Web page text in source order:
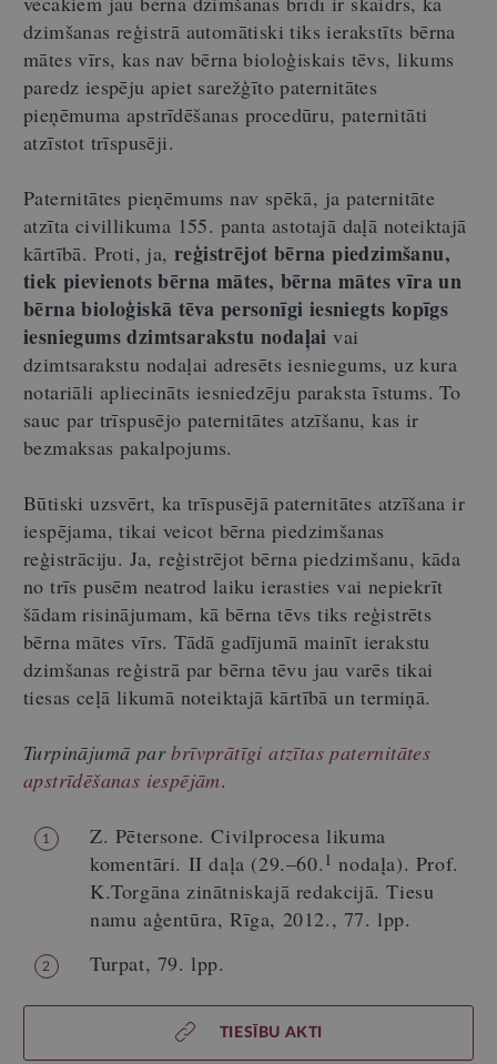
dzimšanas reģistrā automātiski tiks ierakstīts bērna
mātes vīrs, kas nav bērna bioloģiskais tēvs, likums
paredz iespēju apiet sarežģīto paternitātes
pieņēmuma apstrīdēšanas procedūru, paternitāti
atzīstot trīspusēji.
Paternitātes pieņēmums nav spēkā, ja paternitāte
atzīta civillikuma 155. panta astotajā daļā noteiktajā
kārtībā. Proti, ja,reģistrējot bērna piedzimšanu,
tiek pievienots bērna mātes, bērna mātes vīra un
bērna bioloģiskā tēva personīgi iesniegts kopīgs
iesniegums dzimtsarakstu nodaļaivai
dzimtsarakstu nodaļai adresēts iesniegums, uz kura
notariāli apliecināts iesniedzēju paraksta īstums. To
sauc par trīspusējo paternitātes atzīšanu, kas ir
bezmaksas pakalpojums.
Būtiski uzsvērt, ka trīspusējā paternitātes atzīšana ir
iespējama, tikai veicot bērna piedzimšanas
reģistrāciju. Ja, reģistrējot bērna piedzimšanu, kāda
no trīs pusēm neatrod laiku ierasties vai nepiekrīt
šādam risinājumam, kā bērna tēvs tiks reģistrēts
bērna mātes vīrs. Tādā gadījumā mainīt ierakstu
dzimšanas reģistrā par bērna tēvu jau varēs tikai
tiesas ceļā likumā noteiktajā kārtībā un termiņā.
Turpinājumā parbrīvprātīgi atzītas paternitātes
apstrīdēšanas iespējām.
1
Z. Pētersone. Civilprocesa likuma
komentāri. II daļa (29.–60. 1nodaļa). Prof.
K.Torgāna zinātniskajā redakcijā. Tiesu
namu aģentūra, Rīga, 2012., 77. lpp.
2 Turpat, 79. lpp.
TIESĪBU AKTI